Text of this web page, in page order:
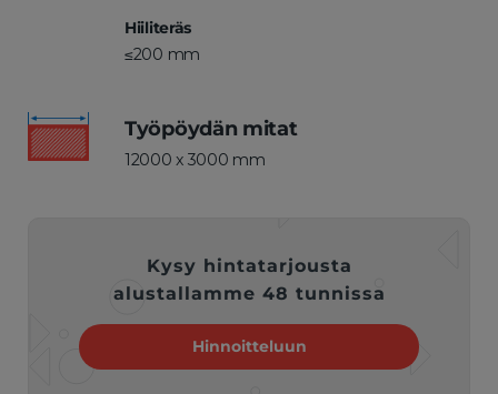
Hiiliteräs
≤200 mm
Työpöydän mitat
12000 x 3000 mm
Kysy hintatarjousta
alustallamme 48 tunnissa
Hinnoitteluun